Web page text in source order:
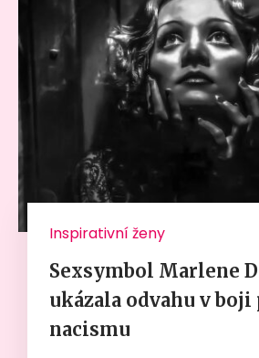
Inspirativní ženy
Sexsymbol Marlene
ukázala odvahu v
nacismu